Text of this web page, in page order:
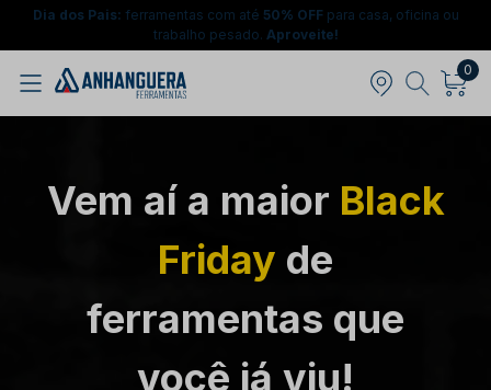
Dia dos Pais: ferramentas com até 50% OFFpara casa, oficina ou
trabalho pesado. Aproveite!
0
Vem aí a maior Black
Friday de
ferramentas que
você já viu!